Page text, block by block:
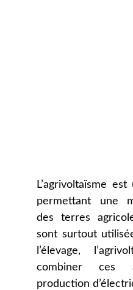
L’agrivoltaïsme
permettant une
des terres
sont surtout
l’élevage,
combiner ces
production